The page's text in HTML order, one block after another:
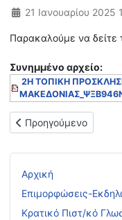
Αρχική
Επιμορφώσεις-
Κρατικό Πιστ/κό
Λεπτομέρειες
21 Ιανουαρίου 2025
Παρακαλούμε να δείτε
Συνημμένo αρχείο:
2Η ΤΟΠΙΚΗ
Προηγούμενο άρθρο:
Προηγούμενο